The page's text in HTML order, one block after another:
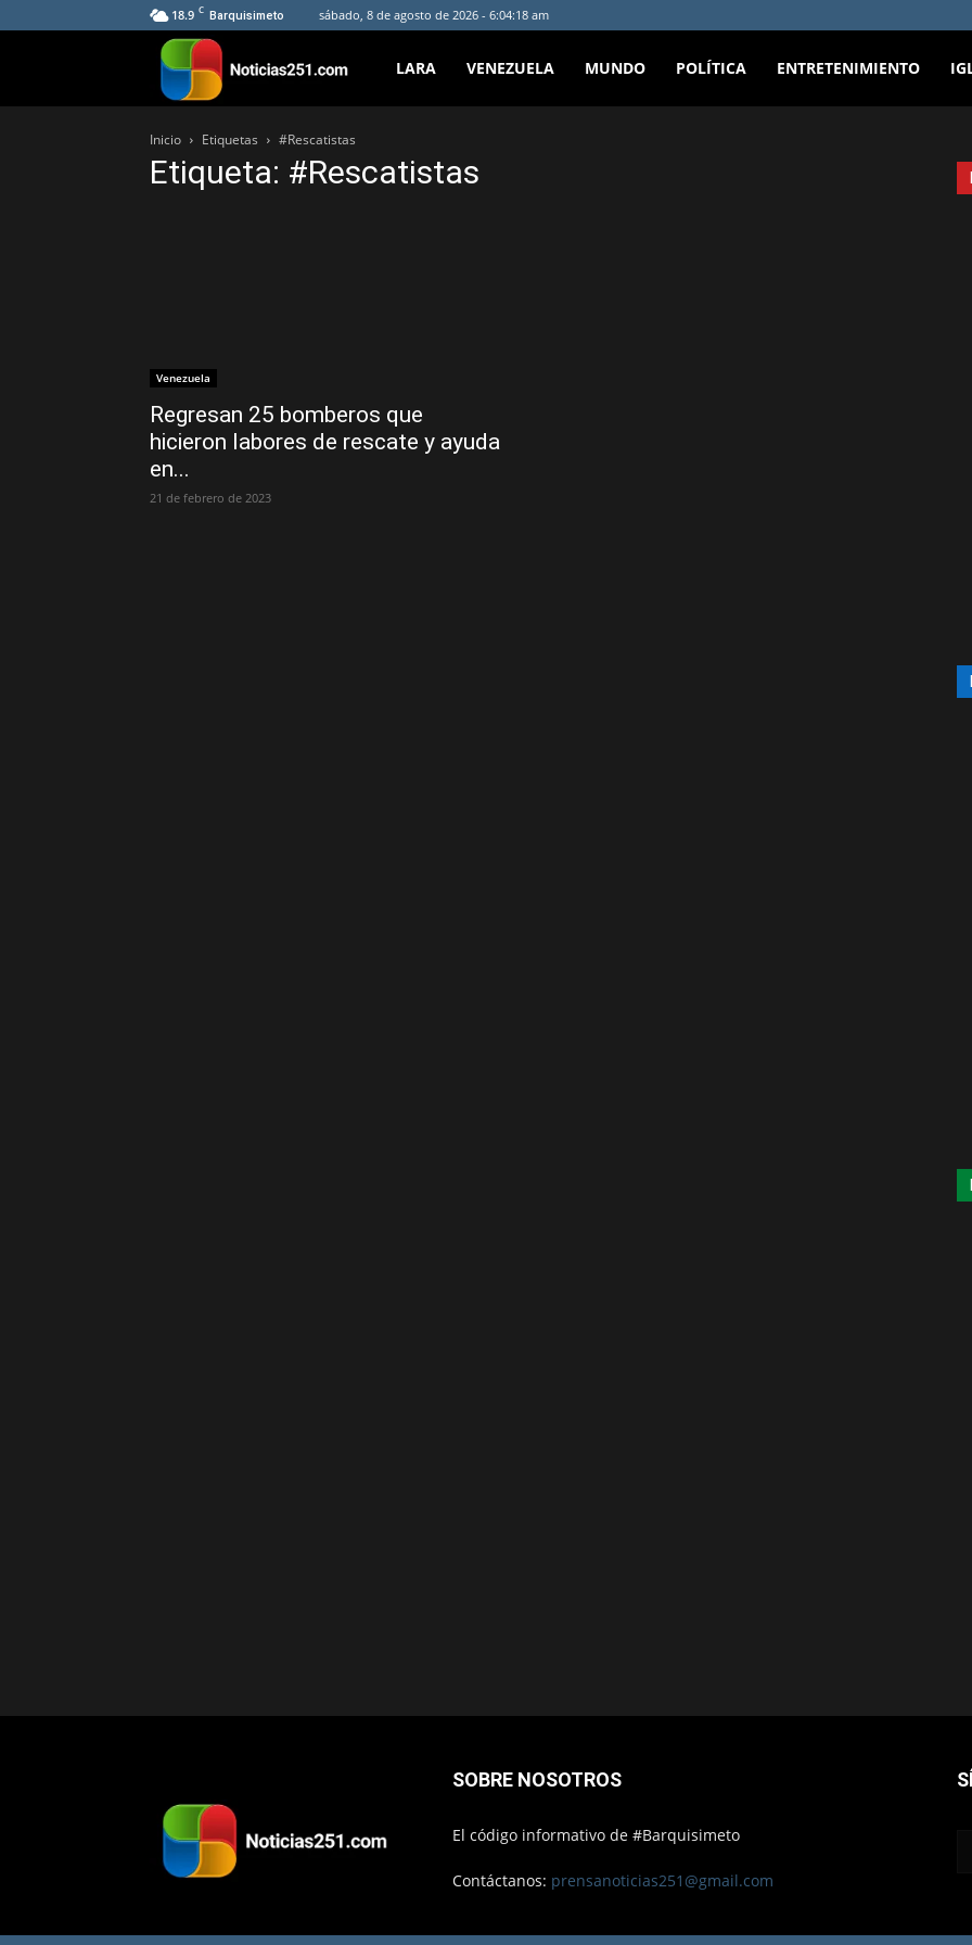
18.9 C Barquisimeto sábado, 8 de agosto de 2026 - 6:04:18 am
Noticias251
LARA VENEZUELA MUNDO POLÍTICA ENTRETENIMIENTO
Inicio Etiquetas #Rescatistas
Etiqueta: #Rescatistas
Venezuela
Regresan 25 bomberos que
hicieron labores de rescate y ayuda
en...
21 de febrero de 2023
SOBRE NOSOTROS
El código informativo de #Barquisimeto
Contáctanos: prensanoticias251@gmail.com